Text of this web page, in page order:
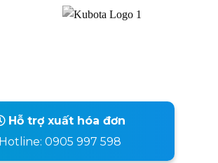
Hỗ trợ xuất hóa đơn
Hotline: 0905 997 598